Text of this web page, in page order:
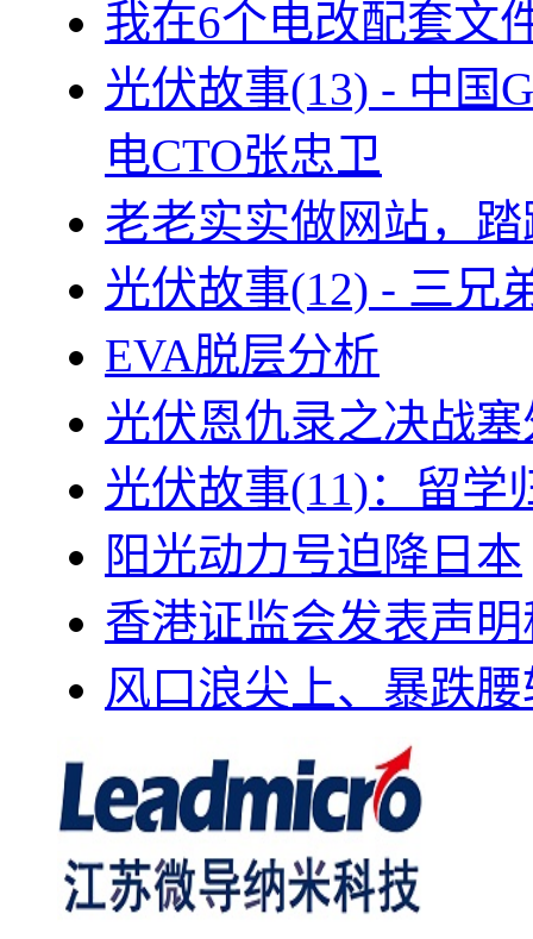
我在6个电改配套文
光伏故事(13) - 中国
电CTO张忠卫
老老实实做网站，
光伏故事(12) - 三兄
EVA脱层分析
光伏恩仇录之决战
光伏故事(11)：留学
阳光动力号迫降日本
香港证监会发表声
风口浪尖上、暴跌